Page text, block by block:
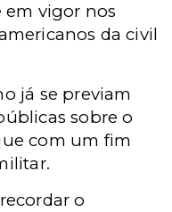
em vigor nos
da civil
já se previam
sobre o
com um fim
o